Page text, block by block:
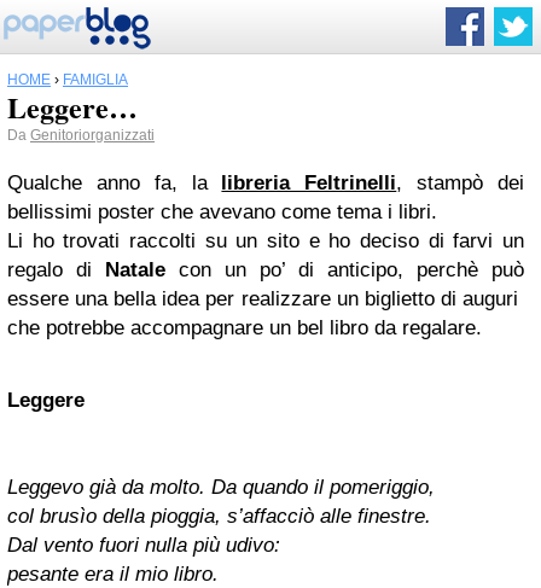
HOME › FAMIGLIA
Leggere…
Da Genitoriorganizzati
Qualche anno fa, la libreria Feltrinelli, stampò dei
bellissimi poster che avevano come tema i libri.
Li ho trovati raccolti su un sito e ho deciso di farvi un
regalo di Natale con un po’ di anticipo, perchè può
essere una bella idea per realizzare un biglietto di auguri
che potrebbe accompagnare un bel libro da regalare.
Leggere
Leggevo già da molto. Da quando il pomeriggio,
col brusìo della pioggia, s’affacciò alle finestre.
Dal vento fuori nulla più udivo:
pesante era il mio libro.